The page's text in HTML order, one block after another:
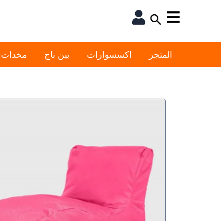
المتجر اكسسوارات بين باج مخدات